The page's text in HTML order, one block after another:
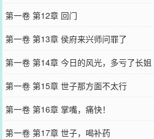
第一卷 第12章 回门
第一卷 第13章 侯府来兴师问罪了
第一卷 第14章 今日的风光，多亏了长姐
第一卷 第15章 世子那方面不太行
第一卷 第16章 掌嘴，痛快！
第一卷 第17章 世子，喝补药